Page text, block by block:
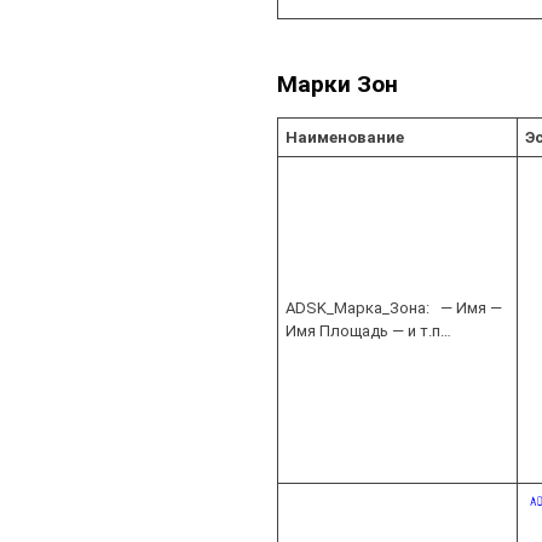
Марки Зон
Наименование
ADSK_Марка_Зона: — Имя —
Имя Площадь — и т.п…